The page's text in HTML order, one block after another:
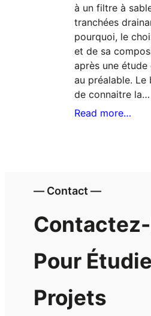
à un filtre à
tranchées
pourquoi, le
et de sa
après une
au préalable. Le
de connaitre la…
Read more…
― Contact ―
Pour
Projets